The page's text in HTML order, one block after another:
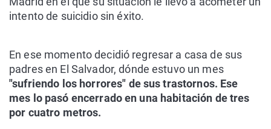
intento de suicidio sin éxito.
En ese momento decidió regresar a casa de sus
padres en El Salvador, dónde estuvo un mes
"sufriendo los horrores" de sus trastornos. Ese
mes lo pasó encerrado en una habitación de tres
por cuatro metros.